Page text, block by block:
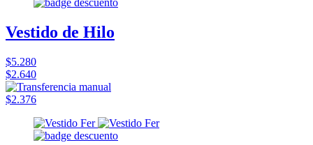
Vestido de Hilo
$5.280
$2.640
$2.376